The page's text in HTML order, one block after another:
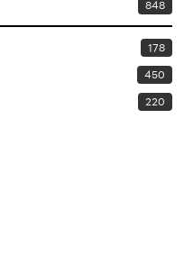
848
178
450
220